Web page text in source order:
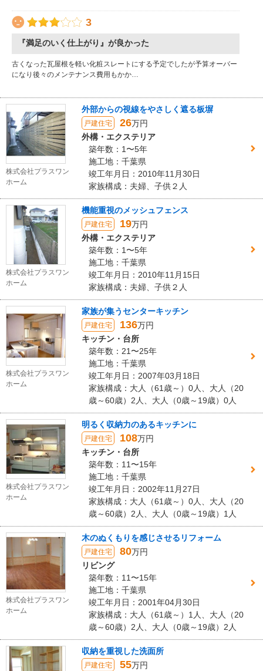
3
『満足のいく仕上がり』が良かった
古くなった瓦屋根を軽い化粧スレートにする予定でしたが予算オーバー
になり後々のメンテナンス費用もかか…
株式会社プラスワン
ホーム
外部からの視線をやさしく遮る板塀
戸建住宅 26万円
外構・エクステリア
築年数：1〜5年
施工地：千葉県
竣工年月日：2010年11月30日
家族構成：夫婦、子供２人
株式会社プラスワン
ホーム
機能重視のメッシュフェンス
戸建住宅 19万円
外構・エクステリア
築年数：1〜5年
施工地：千葉県
竣工年月日：2010年11月15日
家族構成：夫婦、子供２人
株式会社プラスワン
ホーム
家族が集うセンターキッチン
戸建住宅 136万円
キッチン・台所
築年数：21〜25年
施工地：千葉県
竣工年月日：2007年03月18日
家族構成：大人（61歳～）0人、大人（20
歳～60歳）2人、大人（0歳～19歳）0人
株式会社プラスワン
ホーム
明るく収納力のあるキッチンに
戸建住宅 108万円
キッチン・台所
築年数：11〜15年
施工地：千葉県
竣工年月日：2002年11月27日
家族構成：大人（61歳～）0人、大人（20
歳～60歳）2人、大人（0歳～19歳）1人
株式会社プラスワン
ホーム
木のぬくもりを感じさせるリフォーム
戸建住宅 80万円
リビング
築年数：11〜15年
施工地：千葉県
竣工年月日：2001年04月30日
家族構成：大人（61歳～）1人、大人（20
歳～60歳）2人、大人（0歳～19歳）2人
収納を重視した洗面所
戸建住宅 55万円